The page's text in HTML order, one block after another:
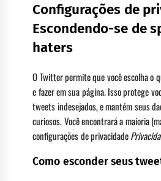
Configurações de
Escondendo-se de
haters
O Twitter permite que você escolha o
e fazer em sua página. Isso protege
tweets indesejados, e mantém seus
curiosos. Você encontrará a maioria
configurações de privacidade
Como esconder seus